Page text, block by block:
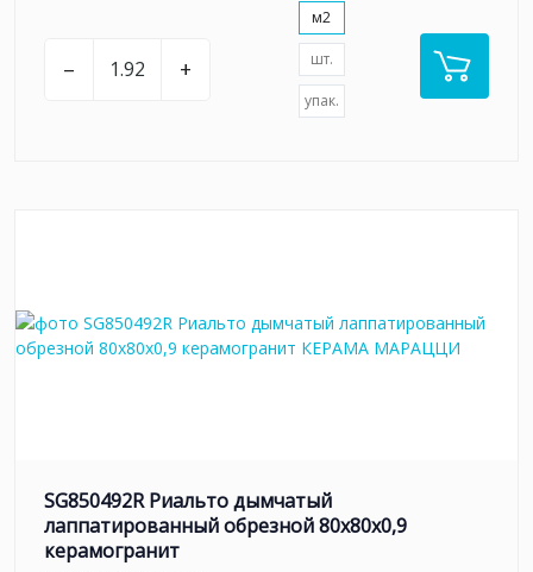
– +
м2
шт.
упак.
SG850492R Риальто дымчатый
лаппатированный обрезной 80x80x0,9
керамогранит